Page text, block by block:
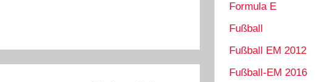
Formula E
Fußball
Fußball EM 2012
Fußball-EM 2016